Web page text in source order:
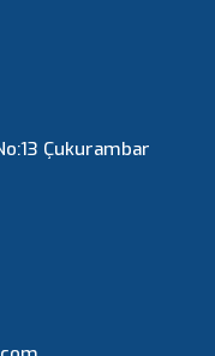
Çukurambar